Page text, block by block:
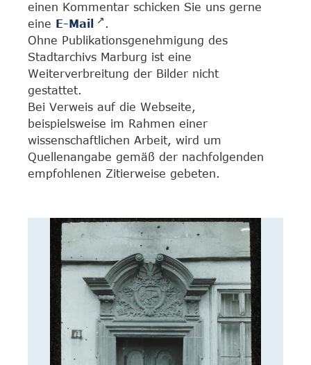
einen Kommentar schicken Sie uns gerne
eine E-Mail
.
Ohne Publikationsgenehmigung des
Stadtarchivs Marburg ist eine
Weiterverbreitung der Bilder nicht
gestattet.
Bei Verweis auf die Webseite,
beispielsweise im Rahmen einer
wissenschaftlichen Arbeit, wird um
Quellenangabe gemäß der nachfolgenden
empfohlenen Zitierweise gebeten.